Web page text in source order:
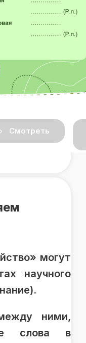
Смотреть
могут
научного
ними,
слова в